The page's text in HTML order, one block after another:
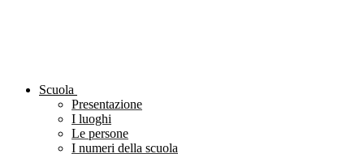
Scuola
Presentazione
I luoghi
Le persone
I numeri della scuola